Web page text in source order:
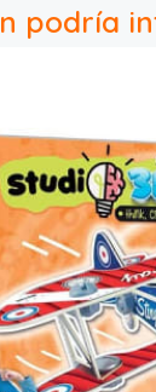
podría